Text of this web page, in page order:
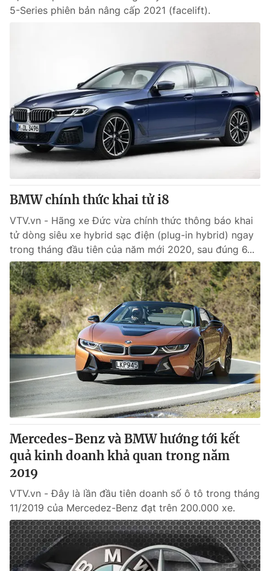
5-Series phiên bản nâng cấp 2021 (facelift).
BMW chính thức khai tử i8
VTV.vn - Hãng xe Đức vừa chính thức thông báo khai
tử dòng siêu xe hybrid sạc điện (plug-in hybrid) ngay
trong tháng đầu tiên của năm mới 2020, sau đúng 6...
Mercedes-Benz và BMW hướng tới kết
quả kinh doanh khả quan trong năm
2019
VTV.vn - Đây là lần đầu tiên doanh số ô tô trong tháng
11/2019 của Mercedez-Benz đạt trên 200.000 xe.